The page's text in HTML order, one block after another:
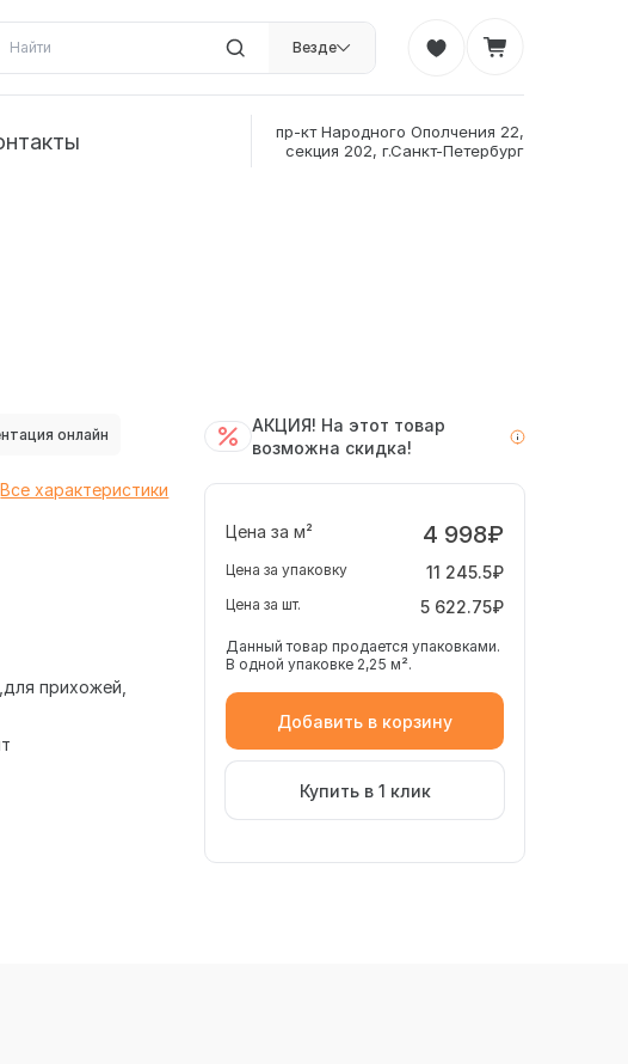
Везде
пр-кт Народного Ополчения 22,
секция 202, г.Санкт-Петербург
онлайн
для прихожей
Все характеристики
АКЦИЯ! На этот товар
возможна скидка!
Цена за м² 4 998₽
Цена за упаковку 11 245.5₽
Цена за шт. 5 622.75₽
Данный товар продается упаковками.
В одной упаковке 2,25 м².
Добавить в корзину
Купить в 1 клик